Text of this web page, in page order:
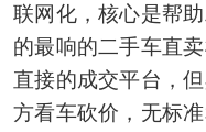
联网化，核心是帮
的最响的二手车直
直接的成交平台，
方看车砍价，无标